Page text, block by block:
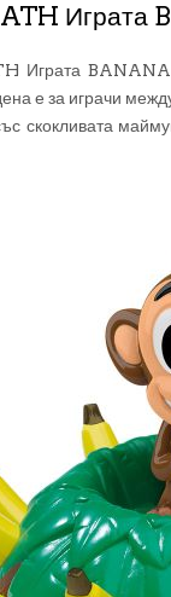
Играта
Играта
е за играчи
скокливата